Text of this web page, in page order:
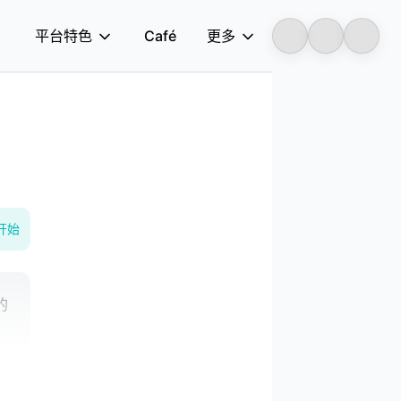
平台特色 Café 更多
始